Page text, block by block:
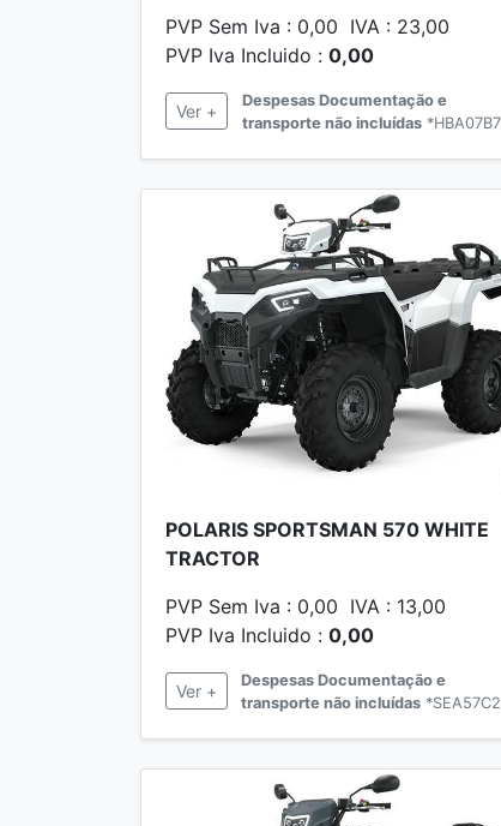
PVP Sem Iva : 0,00 IVA : 23,00
PVP Iva Incluido : 0,00
Ver +
Despesas Documentação e
transporte não incluídas
POLARIS SPORTSMAN 570 WHITE
TRACTOR
PVP Sem Iva : 0,00 IVA : 13,00
PVP Iva Incluido : 0,00
Ver +
Despesas Documentação e
transporte não incluídas